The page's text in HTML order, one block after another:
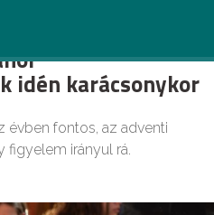
idén karácsonykor
évben fontos, az adventi
figyelem irányul rá.